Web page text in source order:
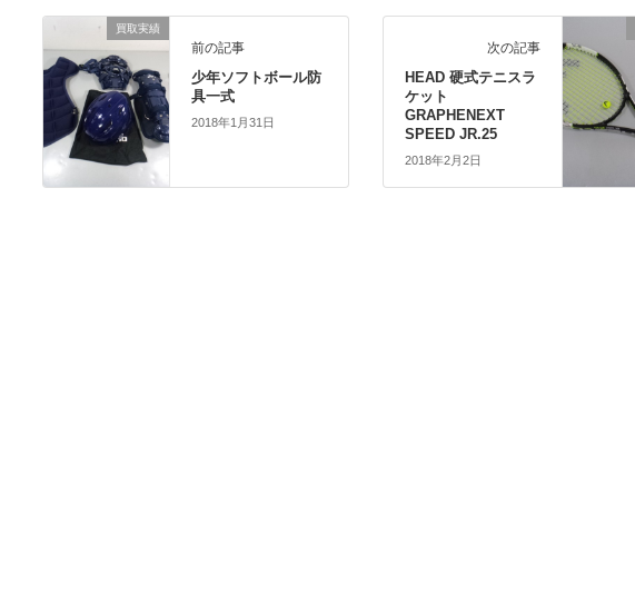
買取実績
前の記事
少年ソフトボール防
具一式
2018年1月31日
次の記事
HEAD 硬式テニスラ
ケット
GRAPHENEXT
SPEED JR.25
2018年2月2日